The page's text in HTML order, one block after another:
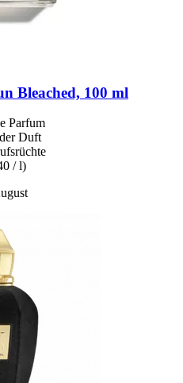
Bleached, 100 ml
Parfum
Duft
/ l)